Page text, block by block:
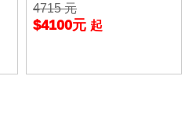
工作鞋 PRIME FIT LSII
7
4715 元
$4100元 起